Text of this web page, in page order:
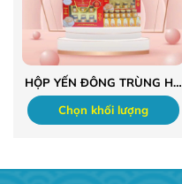
HỘP YẾN ĐÔNG TRÙNG HẠ
THẢO 40% SỢI YẾN
Chọn khối lượng